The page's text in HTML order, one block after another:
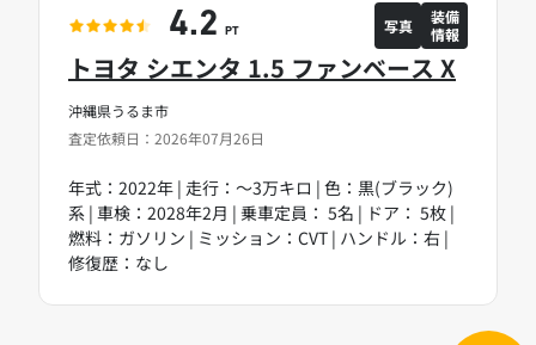
沖縄県うるま市
査定依頼日：2026年07月26日
トヨタ シエンタ 1.5 ファンベース X
年式：2022年 | 走行：～3万キロ | 色：黒(ブラック)
系 | 車検：2028年2月 | 乗車定員： 5名 | ドア： 5枚 |
燃料：ガソリン | ミッション：CVT | ハンドル：右 |
修復歴：なし
4.2 PT 写真
装備
情報